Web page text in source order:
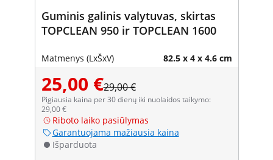
Guminis galinis valytuvas, skirtas
TOPCLEAN 950 ir TOPCLEAN 1600
Matmenys (LxŠxV) 82.5 x 4 x 4.6 cm
25,00 €29,00 €
Pigiausia kaina per 30 dienų iki nuolaidos taikymo:
29,00 €
Riboto laiko pasiūlymas
Garantuojama mažiausia kaina
Išparduota